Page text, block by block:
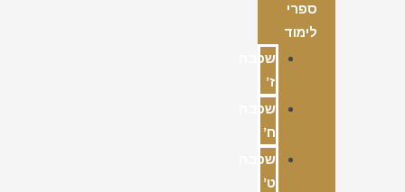
ספרי
לימוד
שכבה
ז’
שכבה
ח’
שכבה
ט’